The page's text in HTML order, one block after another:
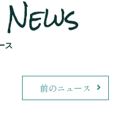
ス
前のニュース